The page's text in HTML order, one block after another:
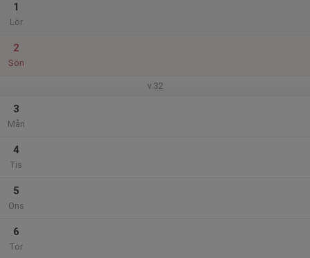
1
Lör
2
Sön
v.32
3
Mån
4
Tis
5
Ons
6
Tor